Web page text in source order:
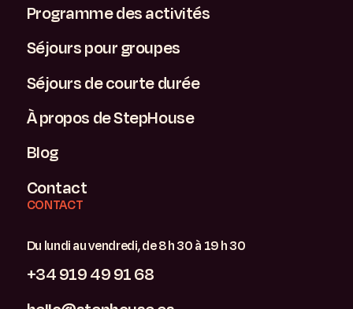
Programme des activités
Séjours pour groupes
Séjours de courte durée
À propos de StepHouse
Blog
Contact
CONTACT
Du lundi au vendredi, de 8 h 30 à 19 h 30
+34 919 49 91 68